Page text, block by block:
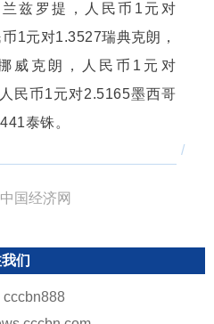
兹罗提，人民币1元对
1元对1.3527瑞典克朗，
威克朗，人民币1元对
民币1元对2.5165墨西哥
泰铢。
/
国经济网
们
cccbn888